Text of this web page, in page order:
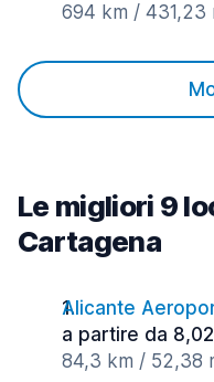
694 km / 431,23
Le migliori 9
Cartagena
Alicante
a partire da
84,3 km / 52,38